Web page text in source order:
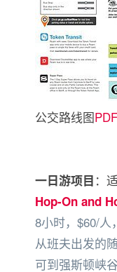
公交路线图
一日游项目 ：
Hop-On and
8小时，$60/人
从班夫出发的
可到强斯顿峡